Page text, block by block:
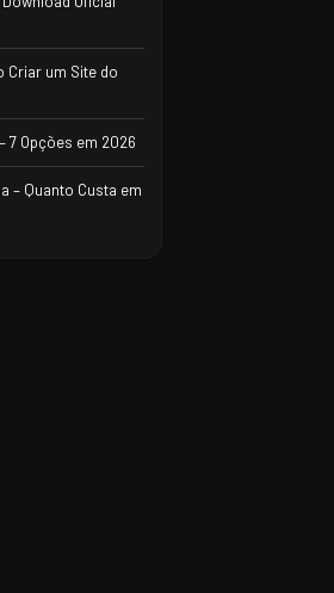
Criar um Site do
7 Opções em 2026
– Quanto Custa em